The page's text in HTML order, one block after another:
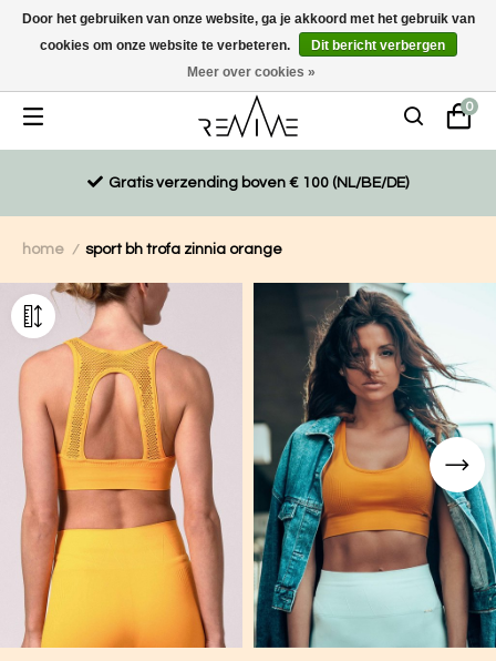
Duurzaam, eco-vriendelijk en ethisch gemaakte producten
0
Gratis verzending boven € 100 (NL/BE/DE)
home / sport bh trofa zinnia orange
Door het gebruiken van onze website, ga je akkoord met het gebruik van
cookies om onze website te verbeteren.
Dit bericht verbergen
Meer over cookies »